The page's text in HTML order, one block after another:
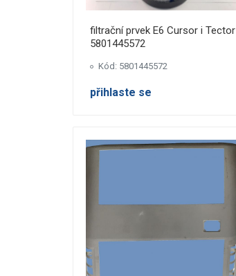
filtrační prvek E6 Cursor i Tector
5801445572
Kód: 5801445572
přihlaste se